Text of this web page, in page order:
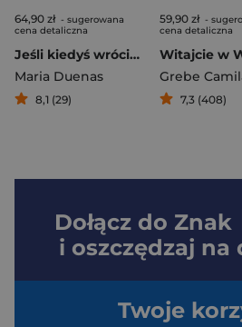
64,90 zł - sugerowana
cena detaliczna
Jeśli kiedyś wrócimy
Maria Duenas
8,1 (29)
59,90 zł -
cena detaliczna
Grebe
7,3 (408)
Dołącz do Znak
i oszczędzaj na
Twoje